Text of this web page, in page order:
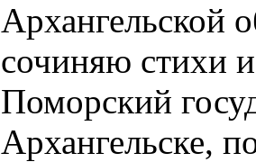
Архангельской
сочиняю стихи
Поморский
Архангельске,